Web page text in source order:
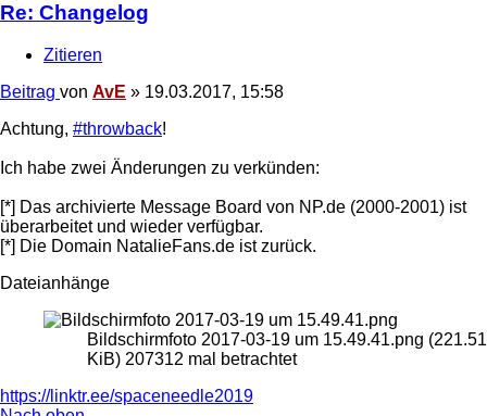
Re: Changelog
Zitieren
Beitrag von AvE » 19.03.2017, 15:58
Achtung, #throwback!
Ich habe zwei Änderungen zu verkünden:
[*] Das archivierte Message Board von NP.de (2000-2001) ist
überarbeitet und wieder verfügbar.
[*] Die Domain NatalieFans.de ist zurück.
Dateianhänge
Bildschirmfoto 2017-03-19 um 15.49.41.png (221.51
KiB) 207312 mal betrachtet
https://linktr.ee/spaceneedle2019